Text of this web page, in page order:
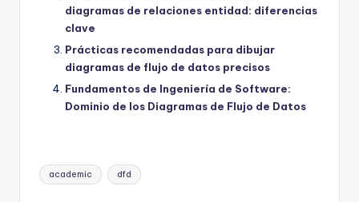
diagramas de relaciones entidad: diferencias
clave
Prácticas recomendadas para dibujar
diagramas de flujo de datos precisos
Fundamentos de Ingeniería de Software:
Dominio de los Diagramas de Flujo de Datos
Etiquetas:
academic dfd